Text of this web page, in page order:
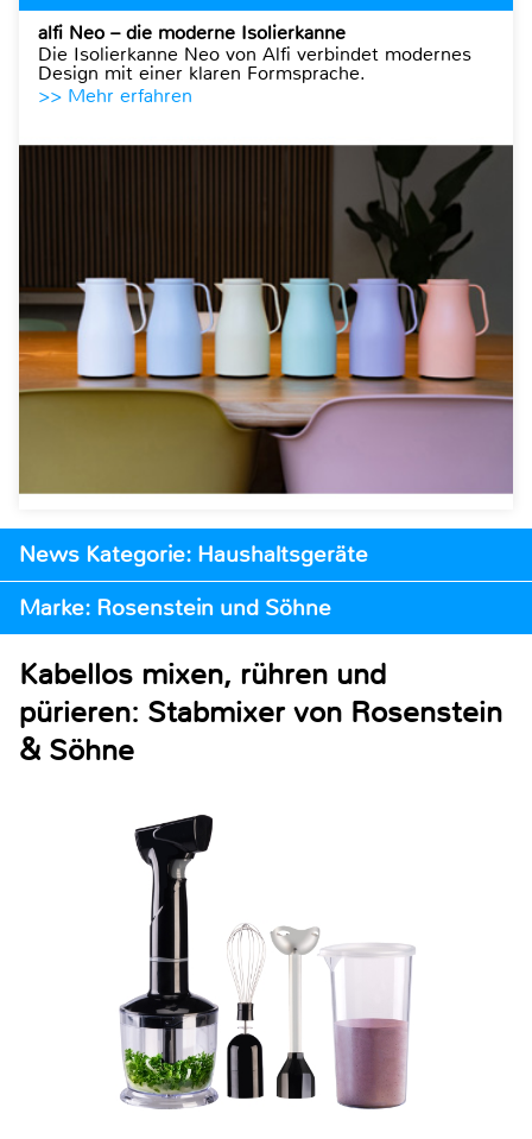
alfi Neo – die moderne Isolierkanne
Die Isolierkanne Neo von Alfi verbindet modernes
Design mit einer klaren Formsprache.
>> Mehr erfahren
News Kategorie: Haushaltsgeräte
Marke: Rosenstein und Söhne
Kabellos mixen, rühren und
pürieren: Stabmixer von Rosenstein
& Söhne